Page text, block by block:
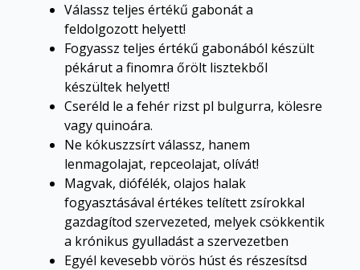
Válassz teljes értékű gabonát a
feldolgozott helyett!
Fogyassz teljes értékű gabonából készült
pékárut a finomra őrölt lisztekből
készültek helyett!
Cseréld le a fehér rizst pl bulgurra, kölesre
vagy quinoára.
Ne kókuszzsírt válassz, hanem
lenmagolajat, repceolajat, olívát!
Magvak, diófélék, olajos halak
fogyasztásával értékes telített zsírokkal
gazdagítod szervezeted, melyek csökkentik
a krónikus gyulladást a szervezetben
Egyél kevesebb vörös húst és részesítsd